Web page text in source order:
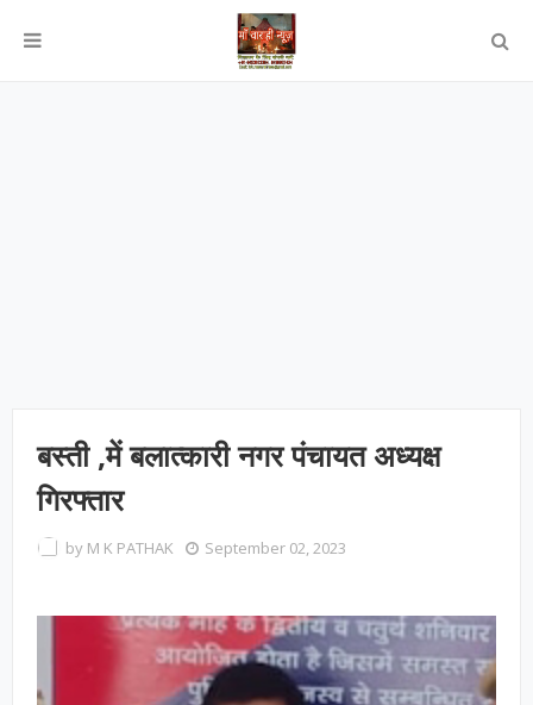
बस्ती ,में बलात्कारी नगर पंचायत अध्यक्ष
गिरफ्तार
by M K PATHAK September 02, 2023